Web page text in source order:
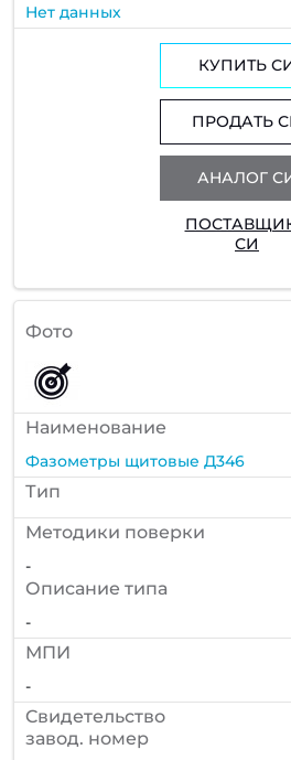
Нет данных
КУПИТЬ
ПРОДАТЬ
АНАЛОГ
СИ
Фото
Наименование
Фазометры щитовые Д346
Тип
Методики поверки
-
Описание типа
-
МПИ
-
Cвидетельство
завод. номер